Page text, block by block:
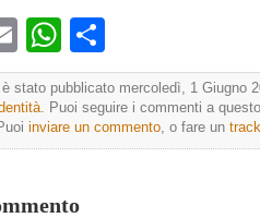
EmailWhatsApp
stato pubblicato mercoledì, 1 Giugno
. Puoi seguire i commenti a
inviare un commento , o fare un